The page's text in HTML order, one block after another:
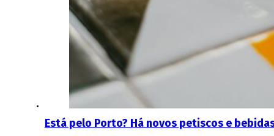
Está pelo Porto? Há novos petiscos e